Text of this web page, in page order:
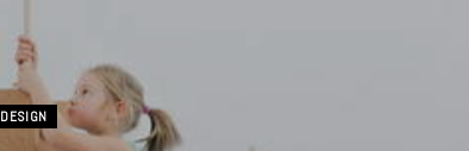
DESIGN